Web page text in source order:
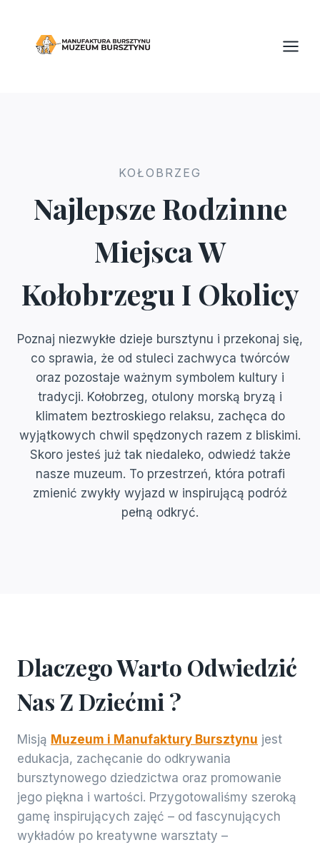
KOŁOBRZEG
Najlepsze Rodzinne
Miejsca W
Kołobrzegu I Okolicy
Poznaj niezwykłe dzieje bursztynu i przekonaj się,
co sprawia, że od stuleci zachwyca twórców
oraz pozostaje ważnym symbolem kultury i
tradycji. Kołobrzeg, otulony morską bryzą i
klimatem beztroskiego relaksu, zachęca do
wyjątkowych chwil spędzonych razem z bliskimi.
Skoro jesteś już tak niedaleko, odwiedź także
nasze muzeum. To przestrzeń, która potrafi
zmienić zwykły wyjazd w inspirującą podróż
pełną odkryć.
Dlaczego Warto Odwiedzić
Nas Z Dziećmi ?
Misją Muzeum i Manufaktury Bursztynu jest
edukacja, zachęcanie do odkrywania
bursztynowego dziedzictwa oraz promowanie
jego piękna i wartości. Przygotowaliśmy szeroką
gamę inspirujących zajęć – od fascynujących
wykładów po kreatywne warsztaty –